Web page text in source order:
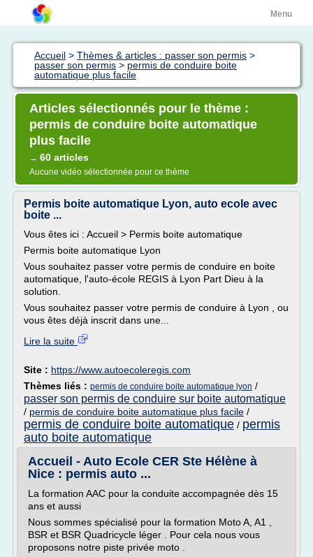
Menu
Accueil > Thèmes & articles : passer son permis >
passer son permis > permis de conduire boite
automatique plus facile
Articles sélectionnés pour le thème :
permis de conduire boite automatique
plus facile
→ 60 articles
Aucune vidéo sélectionnée pour ce thème
Permis boite automatique Lyon, auto ecole avec
boite ...
Vous êtes ici : Accueil > Permis boite automatique
Permis boite automatique Lyon
Vous souhaitez passer votre permis de conduire en boite
automatique, l'auto-école REGIS à Lyon Part Dieu à la
solution.
Vous souhaitez passer votre permis de conduire à Lyon , ou
vous êtes déjà inscrit dans une...
Lire la suite
Site : https://www.autoecoleregis.com
Thèmes liés : permis de conduire boite automatique lyon /
passer son permis de conduire sur boite automatique
/ permis de conduire boite automatique plus facile /
permis de conduire boite automatique / permis
auto boite automatique
Accueil - Auto Ecole CER Ste Hélène à
Nice : permis auto ...
La formation AAC pour la conduite accompagnée dès 15
ans et aussi
Nous sommes spécialisé pour la formation Moto A, A1 ,
BSR et BSR Quadricycle léger . Pour cela nous vous
proposons notre piste privée moto .